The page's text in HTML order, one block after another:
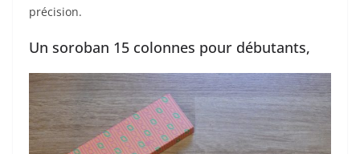
précision.
Un soroban 15 colonnes pour débutants,